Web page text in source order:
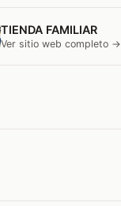
TIENDA FAMILIAR
Ver sitio web completo →